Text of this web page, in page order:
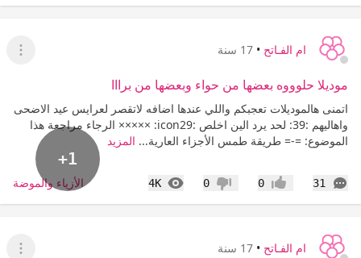
ام الفـاتح • 17 سنة
عرض
موديلا حلوووه بعضها من حواء وبعضها من برااا
اتمنى هالموديلات تعجبكم واللي عندها اضافه لاتقصر لعرايس عيد الاضحى
واهاليهم :39: لحد يرد الين اخلص :icon29: ××××× الرجاء مراجعة هذا
الموضوع: =-= طريقة طمس الأجزاء العارية... المزيد
+1
31
التعليقات إعجاب0 عدم إعجاب
0
4K
المشاهدات الأزياء والموضة
ام الفـاتح • 17 سنة